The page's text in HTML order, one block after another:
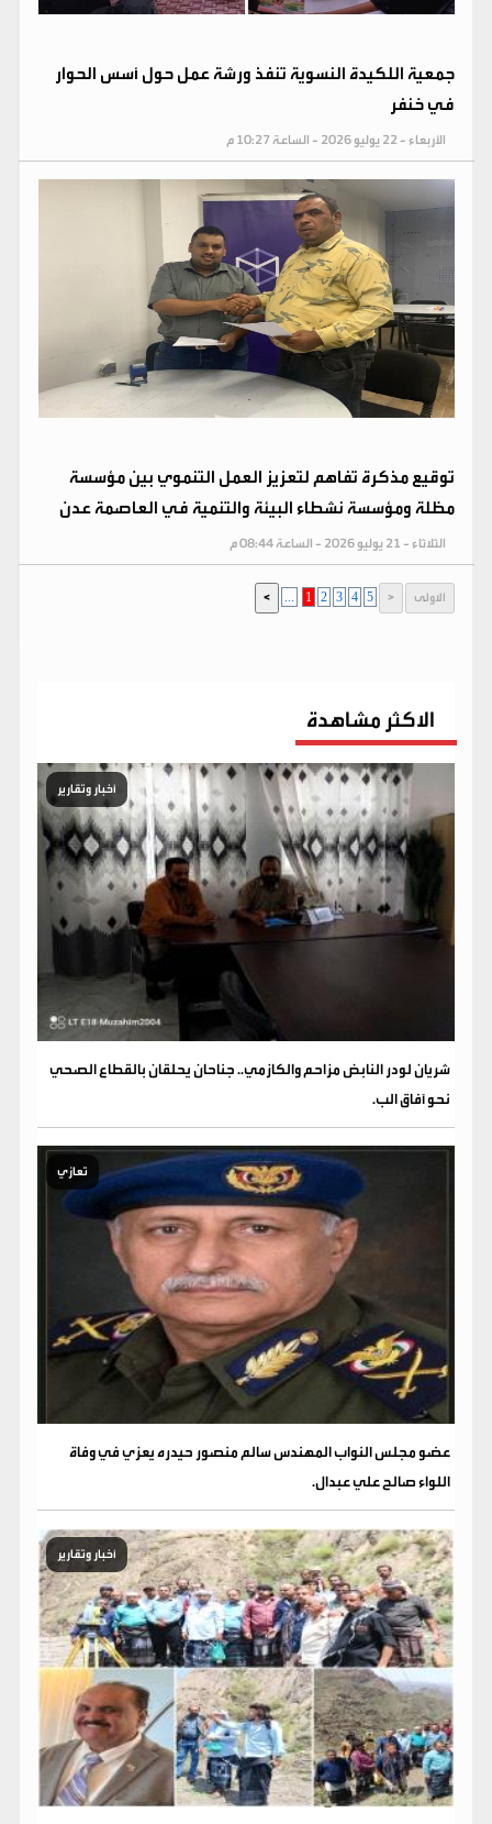
جمعية اللكيدة النسوية تنفذ ورشة عمل حول أسس الحوار
في خنفر
الأربعاء - 22 يوليو 2026 - الساعة 10:27 م
توقيع مذكرة تفاهم لتعزيز العمل التنموي بين مؤسسة
مظلة ومؤسسة نشطاء البيئة والتنمية في العاصمة عدن
الثلاثاء - 21 يوليو 2026 - الساعة 08:44 م
1 2 3 4 5
...
الاكثر مشاهدة
أخبار وتقارير
شريان لودر النابض مزاحم والكازمي.. جناحان يحلقان بالقطاع الصحي
نحو آفاق الب.
تعازي
عضو مجلس النواب المهندس سالم منصور حيدره يعزي في وفاة
اللواء صالح علي عبدال.
أخبار وتقارير